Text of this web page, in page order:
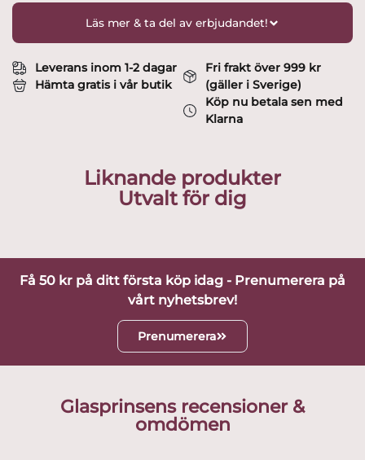
Läs mer & ta del av erbjudandet!
Leverans inom 1-2 dagar
Hämta gratis i vår butik
Fri frakt över 999 kr
(gäller i Sverige)
Köp nu betala sen med
Klarna
Liknande produkter
Utvalt för dig
Få 50 kr på ditt första köp idag - Prenumerera på
vårt nyhetsbrev!
Prenumerera
Glasprinsens recensioner &
omdömen